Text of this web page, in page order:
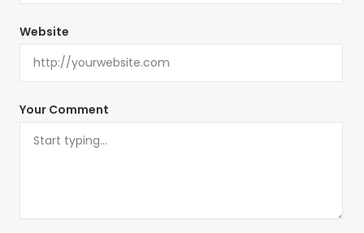
Your Comment
Website